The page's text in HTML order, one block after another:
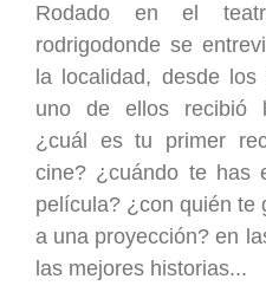
Rodado en el
rodrigodonde se
la localidad, desde
uno de ellos recibió
¿cuál es tu primer
cine? ¿cuándo te has
película? ¿con quién te
a una proyección? en
las mejores historias...